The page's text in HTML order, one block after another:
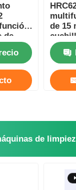
de
de 15
rápido
de
de
de